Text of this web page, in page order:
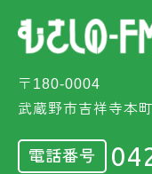
〒180-0004
武蔵野市吉祥寺本
電話番号